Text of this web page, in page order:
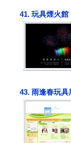
41. 玩具煙火館
43. 雨逢春玩具